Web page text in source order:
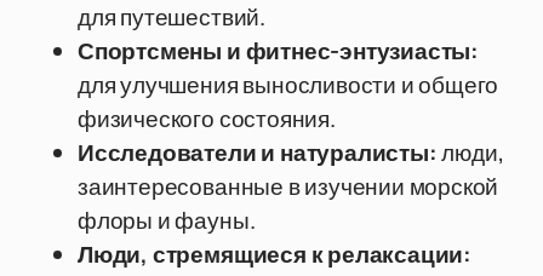
для путешествий.
Спортсмены и фитнес-энтузиасты:
для улучшения выносливости и общего
физического состояния.
Исследователи и натуралисты:люди,
заинтересованные в изучении морской
флоры и фауны.
Люди, стремящиеся к релаксации: